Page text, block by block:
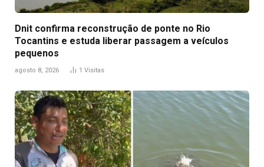
Dnit confirma reconstrução de ponte no Rio
Tocantins e estuda liberar passagem a veículos
pequenos
agosto 8, 2026 1 Visitas